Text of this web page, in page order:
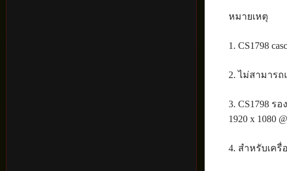
หมายเหตุ
1. CS1798
2. ไม่สามารถ
3. CS1798 ร
1920 x 1080
4. สำหรับเครื่